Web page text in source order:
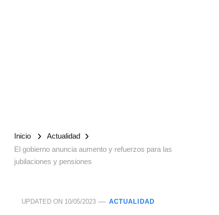
Inicio
Actualidad
El gobierno anuncia aumento y refuerzos para las
jubilaciones y pensiones
UPDATED ON 10/05/2023 ACTUALIDAD